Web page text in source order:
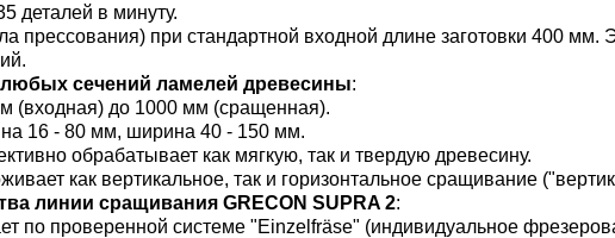
деталей в минуту.
прессования) при стандартной входной длине заготовки 400
сечений ламелей древесины:
(входная) до 1000 мм (сращенная).
16 - 80 мм, ширина 40 - 150 мм.
обрабатывает как мягкую, так и твердую древесину.
как вертикальное, так и горизонтальное сращивание
линии сращивания GRECON SUPRA 2:
по проверенной системе "Einzelfräse" (индивидуальное